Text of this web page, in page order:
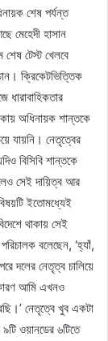
শেষ পর্যন্ত
মেহেদী হাসান
শেষ টেস্ট খেলবে
ক্রিকেটভিত্তিক
অধিনায়ক শান্তকে
যায়নি। নেতৃত্বের
বিসিবি শান্তকে
সেই দায়িত্ব আর
ইতোমধ্যেই
থাকায় সেই
বলেছেন, ‘হ্যাঁ,
দলের নেতৃত্ব চালিয়ে
আমি এখনও
নেতৃত্বে খুব একটা
ওয়ানডের ৬টিতে